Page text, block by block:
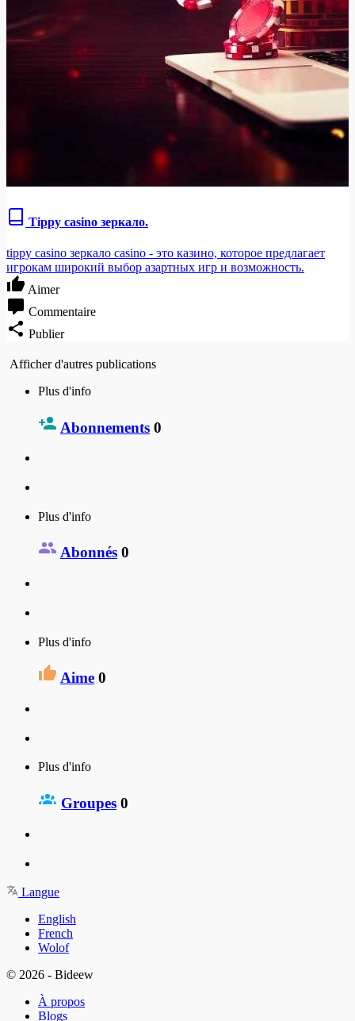
Tippy casino зеркало.
tippy casino зеркало casino - это казино, которое предлагает
игрокам широкий выбор азартных игр и возможность.
Aimer
Commentaire
Publier
Afficher d'autres publications
Plus d'info
Abonnements 0
Plus d'info
Abonnés 0
Plus d'info
Aime 0
Plus d'info
Groupes 0
Langue
English
French
Wolof
© 2026 - Bideew
À propos
Blogs